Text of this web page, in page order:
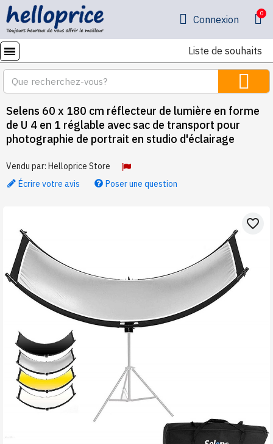
Connexion
Liste de souhaits
Selens 60 x 180 cm réflecteur de lumière en forme
de U 4 en 1 réglable avec sac de transport pour
photographie de portrait en studio d'éclairage
Vendu par: Helloprice Store
Écrire votre avis
Poser une question
favorite_border